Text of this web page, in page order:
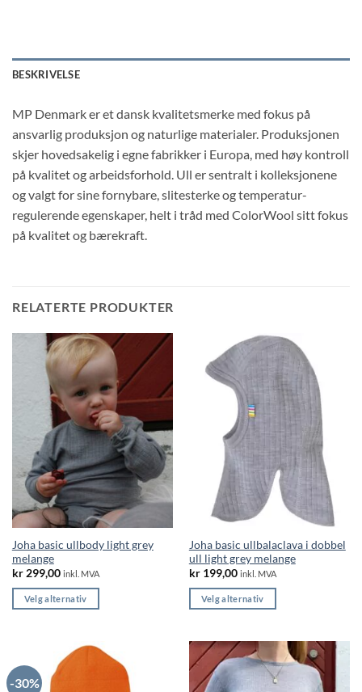
BESKRIVELSE
MP Denmark er et dansk kvalitetsmerke med fokus på
ansvarlig produksjon og naturlige materialer. Produksjonen
skjer hovedsakelig i egne fabrikker i Europa, med høy kontroll
på kvalitet og arbeidsforhold. Ull er sentralt i kolleksjonene
og valgt for sine fornybare, slitesterke og temperatur-
regulerende egenskaper, helt i tråd med ColorWool sitt fokus
på kvalitet og bærekraft.
RELATERTE PRODUKTER
Joha basic ullbody light grey
melange
kr299,00 inkl. MVA
Velg alternativ
flere
varianter.
Joha basic ullbalaclava i dobbel
ull light grey melange
kr199,00 inkl. MVA
Velg alternativ
har
flere
varianter.
-30%